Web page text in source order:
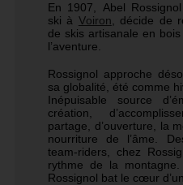
En 1907, Abel
ski à Voiron , décide de
de skis artisanale en bois
l’aventure.
Rossignol approche
sa globalité, été comme
Inépuisable source
création,
partage, d’ouverture, la
nourriture de l’âme.
team-riders, chez
rythme de la
Rossignol bat le cœur